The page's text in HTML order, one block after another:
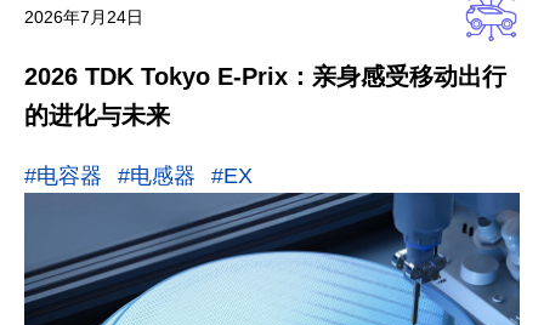
2026年7月24日
2026 TDK Tokyo E-Prix：亲身感受移动出行
的进化与未来
#电容器 #电感器 #EX